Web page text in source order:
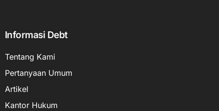
Informasi Debt
Tentang Kami
Pertanyaan Umum
Artikel
Kantor Hukum